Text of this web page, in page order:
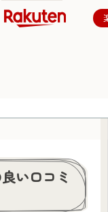
い口コミ